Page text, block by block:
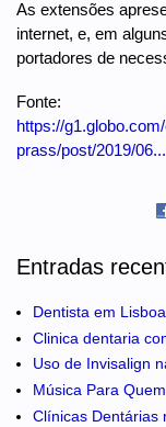
As extensões
internet, e, em
portadores de
Fonte:
https://
prass/post/2019/06...
Entradas
Dentista em
Clinica dentaria
Uso de Invisalign
Música Para
Clínicas Dentárias